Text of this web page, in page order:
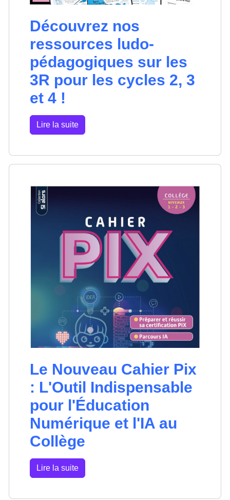
Découvrez nos
ressources ludo-
pédagogiques sur les
3R pour les cycles 2, 3
et 4 !
Lire la suite
Le Nouveau Cahier Pix
: L'Outil Indispensable
pour l'Éducation
Numérique et l'IA au
Collège
Lire la suite